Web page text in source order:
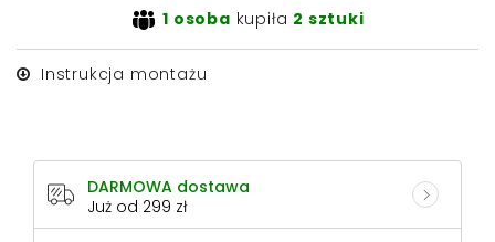
1 osoba kupiła 2 sztuki
Instrukcja montażu
DARMOWA dostawa
Już od 299 zł